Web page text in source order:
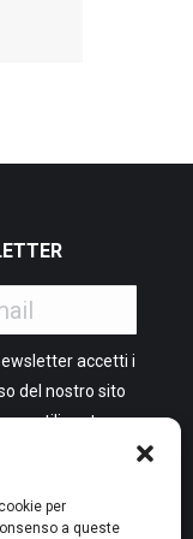
per
a queste
accetti i
del nostro sito
utilizzata a